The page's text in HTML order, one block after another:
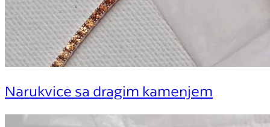
Narukvice sa dragim kamenjem